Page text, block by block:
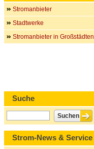
Stromanbieter
Stadtwerke
Stromanbieter in Großstädten
Suche
Strom-News & Service